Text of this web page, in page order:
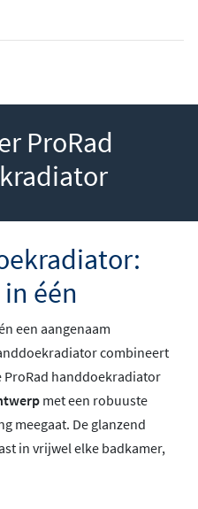
ProRad
één
een aangenaam
combineert
ProRad handdoekradiator
met een robuuste
meegaat. De glanzend
in vrijwel elke badkamer,